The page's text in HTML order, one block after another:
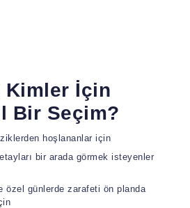
Kimler İçin
Bir Seçim?
hoşlananlar için
bir arada görmek isteyenler
özel günlerde zarafeti ön planda